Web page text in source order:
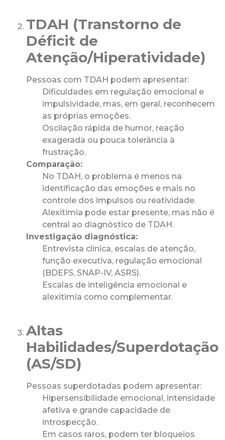
TDAH (Transtorno de
Déficit de
Atenção/Hiperatividade)
Pessoas com TDAH podem apresentar:
Dificuldades em regulação emocional e
impulsividade, mas, em geral, reconhecem
as próprias emoções.
Oscilação rápida de humor, reação
exagerada ou pouca tolerância à
frustração.
Comparação:
No TDAH, o problema é menos na
identificação das emoções e mais no
controle dos impulsos ou reatividade.
Alexitimia pode estar presente, mas não é
central ao diagnóstico de TDAH.
Investigação diagnóstica:
Entrevista clínica, escalas de atenção,
função executiva, regulação emocional
(BDEFS, SNAP-IV, ASRS).
Escalas de inteligência emocional e
alexitimia como complementar.
Altas
Habilidades/Superdotação
(AS/SD)
Pessoas superdotadas podem apresentar:
Hipersensibilidade emocional, intensidade
afetiva e grande capacidade de
introspecção.
Em casos raros, podem ter bloqueios